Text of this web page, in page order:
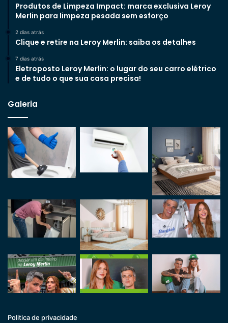
Produtos de Limpeza Impact: marca exclusiva Leroy
Merlin para limpeza pesada sem esforço
2 dias atrás
Clique e retire na Leroy Merlin: saiba os detalhes
7 dias atrás
Eletroposto Leroy Merlin: o lugar do seu carro elétrico
e de tudo o que sua casa precisa!
Galeria
Politica de privacidade